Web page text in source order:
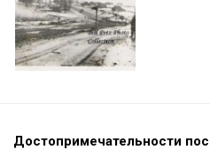
Достопримечательности